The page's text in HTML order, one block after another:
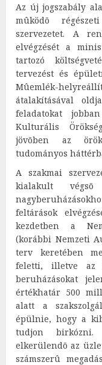
Az új jogszabály
mûködõ
szervezetet. A
elvégzését a
tartozó
tervezést és
Mûemlék-
átalakításával
feladatokat
Kulturális
jövõben az
tudományos
A szakmai
kialakult
feltárások
kezdetben a
(korábbi Nemzeti
terv keretében
feletti, illetve az
beruházásokat
értékhatár 500
alatt a
épülnie, hogy a
tudjon
elkerülendõ az
számszerû